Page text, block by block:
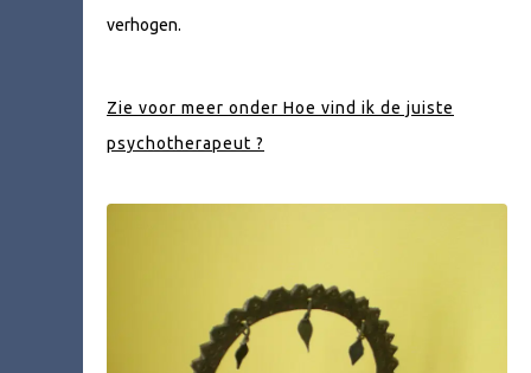
verhogen.
Zie voor meer onder Hoe vind ik de juiste
psychotherapeut ?